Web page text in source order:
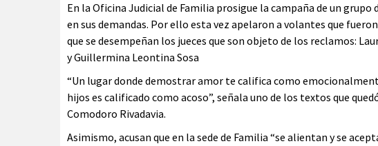
En la Oficina Judicial de Familia prosigue la campaña de un
en sus demandas. Por ello esta vez apelaron a volantes que
que se desempeñan los jueces que son objeto de los reclamos:
y Guillermina Leontina Sosa
“Un lugar donde demostrar amor te califica como
hijos es calificado como acoso”, señala uno de los textos que
Comodoro Rivadavia.
Asimismo, acusan que en la sede de Familia “se alientan y se